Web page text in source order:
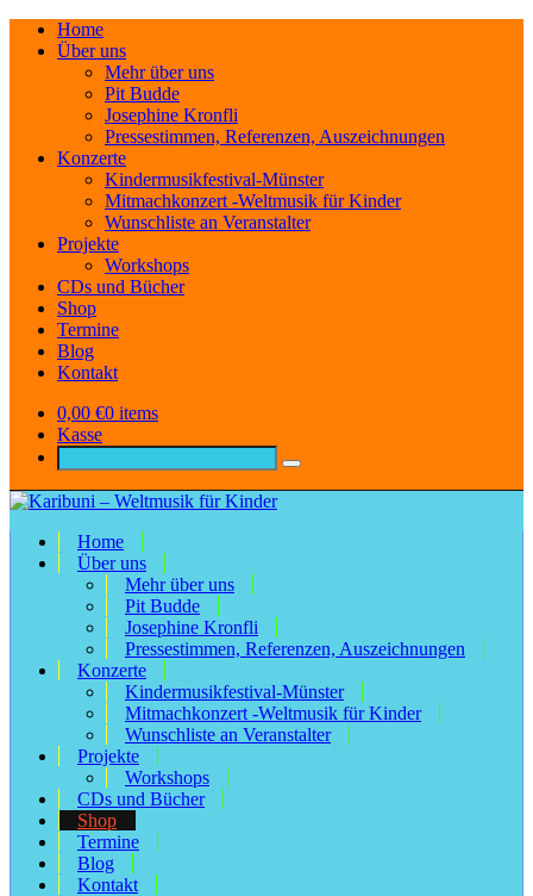
Home
Über uns
Mehr über uns
Pit Budde
Josephine Kronfli
Pressestimmen, Referenzen, Auszeichnungen
Konzerte
Kindermusikfestival-Münster
Mitmachkonzert -Weltmusik für Kinder
Wunschliste an Veranstalter
Projekte
Workshops
CDs und Bücher
Shop
Termine
Blog
Kontakt
0,00 €0 items
Kasse
Home
Über uns
Mehr über uns
Pit Budde
Josephine Kronfli
Pressestimmen, Referenzen, Auszeichnungen
Konzerte
Kindermusikfestival-Münster
Mitmachkonzert -Weltmusik für Kinder
Wunschliste an Veranstalter
Projekte
Workshops
CDs und Bücher
Shop
Termine
Blog
Kontakt